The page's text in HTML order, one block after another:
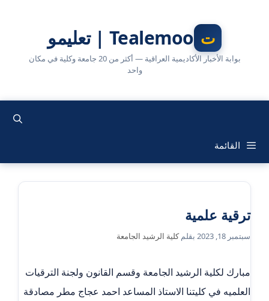
Tealemoo | تعليمو
بوابة الأخبار الأكاديمية العراقية — أكثر من 20 جامعة وكلية في مكان
واحد
القائمة
ترقية علمية
سبتمبر 18, 2023 بقلمكلية الرشيد الجامعة
مبارك لكلية الرشيد الجامعة وقسم القانون ولجنة الترقيات
العلميه في كليتنا الاستاذ المساعد احمد عجاج مطر مصادقة